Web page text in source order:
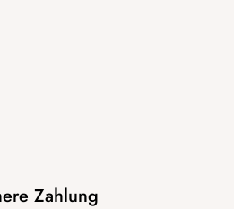
Zahlung